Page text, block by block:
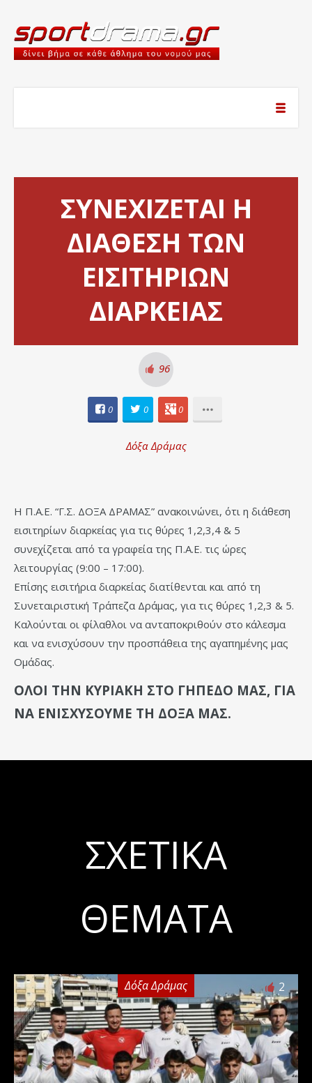
ΣΥΝΕΧΙΖΕΤΑΙ Η
ΔΙΑΘΕΣΗ ΤΩΝ
ΕΙΣΙΤΗΡΙΩΝ
ΔΙΑΡΚΕΙΑΣ
96
0 0 0
Δόξα Δράμας
Η Π.Α.Ε. “Γ.Σ. ΔΟΞΑ ΔΡΑΜΑΣ” ανακοινώνει, ότι η διάθεση
εισιτηρίων διαρκείας για τις θύρες 1,2,3,4 & 5
συνεχίζεται από τα γραφεία της Π.Α.Ε. τις ώρες
λειτουργίας (9:00 – 17:00).
Επίσης εισιτήρια διαρκείας διατίθενται και από τη
Συνεταιριστική Τράπεζα Δράμας, για τις θύρες 1,2,3 & 5.
Καλούνται οι φίλαθλοι να ανταποκριθούν στο κάλεσμα
και να ενισχύσουν την προσπάθεια της αγαπημένης μας
Ομάδας.
ΟΛΟΙ ΤΗΝ ΚΥΡΙΑΚΗ ΣΤΟ ΓΗΠΕΔΟ ΜΑΣ, ΓΙΑ
ΝΑ ΕΝΙΣΧΥΣΟΥΜΕ ΤΗ ΔΟΞΑ ΜΑΣ.
ΣΧΕΤΙΚΆ
ΘΈΜΑΤΑ
Δόξα Δράμας 2